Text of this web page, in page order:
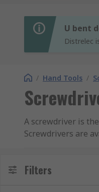
U bent
Distrelec
/ Hand Tools /
A screwdriver is
Screwdrivers are
Types of
Filters